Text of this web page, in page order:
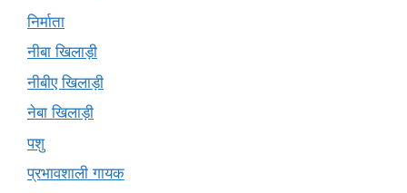
निर्माता
नीबा खिलाड़ी
नीबीए खिलाड़ी
नेबा खिलाड़ी
पशु
प्रभावशाली गायक